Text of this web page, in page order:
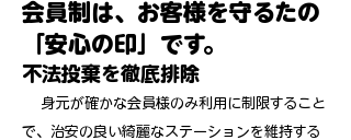
会員制は、お客様を守るたの
「安心の印」です。
不法投棄を徹底排除
身元が確かな会員様のみ利用に制限すること
で、治安の良い綺麗なステーションを維持する